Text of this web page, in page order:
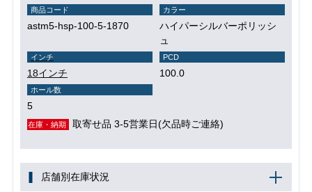
商品コード
astm5-hsp-100-5-1870
カラー
ハイパーシルバーポリッシ
ュ
インチ
18インチ
PCD
100.0
ホール数
5
在庫・納期 取寄せ品 3-5営業日(欠品時ご連絡)
店舗別在庫状況